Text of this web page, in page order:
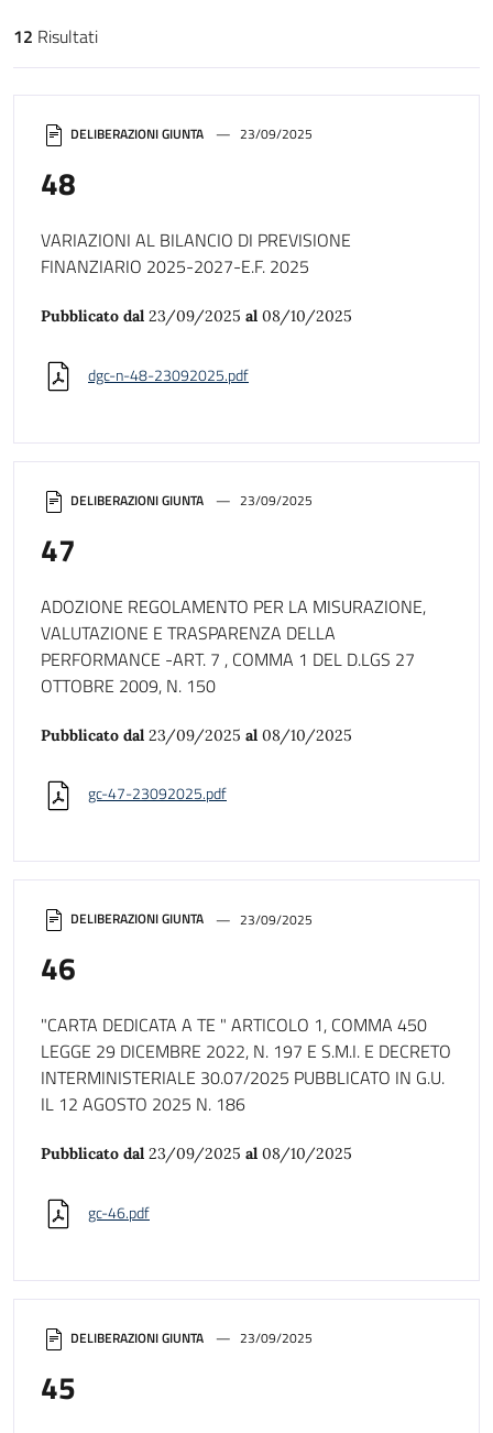
Risultati di ricerca
12 Risultati
DELIBERAZIONI GIUNTA 23/09/2025
45
DELIBERAZIONI GIUNTA 23/09/2025
46
"CARTA DEDICATA A TE " ARTICOLO 1, COMMA 450
LEGGE 29 DICEMBRE 2022, N. 197 E S.M.I. E DECRETO
INTERMINISTERIALE 30.07/2025 PUBBLICATO IN G.U.
IL 12 AGOSTO 2025 N. 186
Pubblicato dal 23/09/2025 al 08/10/2025
gc-46.pdf
DELIBERAZIONI GIUNTA 23/09/2025
47
ADOZIONE REGOLAMENTO PER LA MISURAZIONE,
VALUTAZIONE E TRASPARENZA DELLA
PERFORMANCE -ART. 7 , COMMA 1 DEL D.LGS 27
OTTOBRE 2009, N. 150
Pubblicato dal 23/09/2025 al 08/10/2025
gc-47-23092025.pdf
DELIBERAZIONI GIUNTA 23/09/2025
48
VARIAZIONI AL BILANCIO DI PREVISIONE
FINANZIARIO 2025-2027-E.F. 2025
Pubblicato dal 23/09/2025 al 08/10/2025
dgc-n-48-23092025.pdf